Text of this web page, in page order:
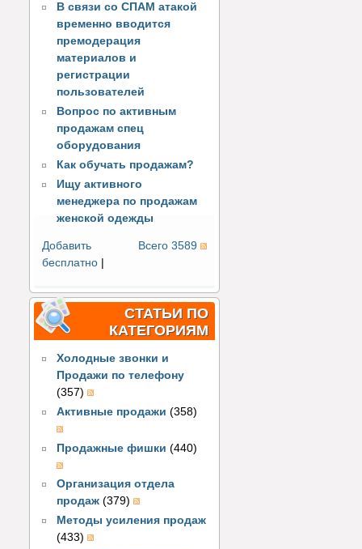
В связи со СПАМ атакой
временно вводится
премодерация
материалов и
регистрации
пользователей
Вопрос по активным
продажам спец
оборудования
Как обучать продажам?
Ищу активного
менеджера по продажам
женской одежды
Всего 3589
Добавить
бесплатно |
СТАТЬИ ПО
КАТЕГОРИЯМ
Холодные звонки и
Продажи по телефону
(357)
Активные продажи (358)
Продажные фишки (440)
Организация отдела
продаж (379)
Методы усиления продаж
(433)